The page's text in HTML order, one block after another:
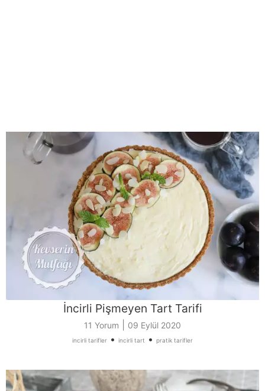
İncirli Pişmeyen Tart Tarifi
11 Yorum 09 Eylül 2020
incirli tarifler • incirli tart • pratik tarifler